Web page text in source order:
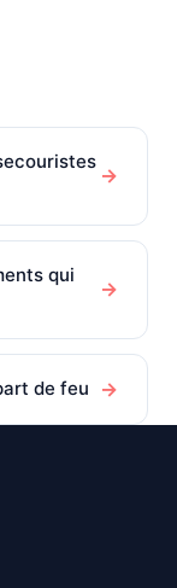
→
qui
→
de feu →